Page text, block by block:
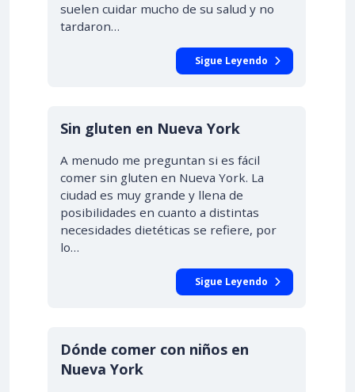
suelen cuidar mucho de su salud y no
tardaron…
Sigue Leyendo
Sin gluten en Nueva York
A menudo me preguntan si es fácil
comer sin gluten en Nueva York. La
ciudad es muy grande y llena de
posibilidades en cuanto a distintas
necesidades dietéticas se refiere, por
lo…
Sigue Leyendo
Dónde comer con niños en
Nueva York